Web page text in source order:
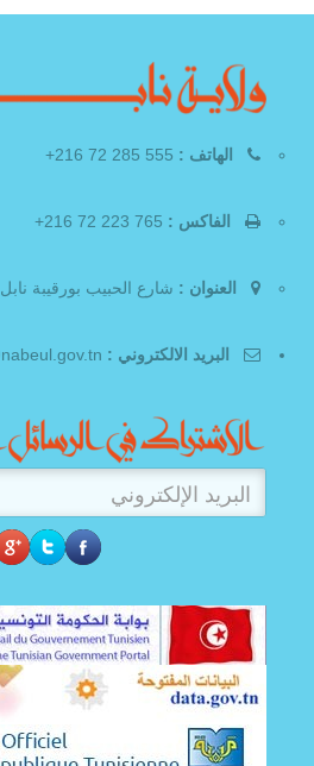
الهاتف :
الفاكس :
العنوان : شارع الحبيب بورقيبة نابل 8000
البريد الالكتروني :